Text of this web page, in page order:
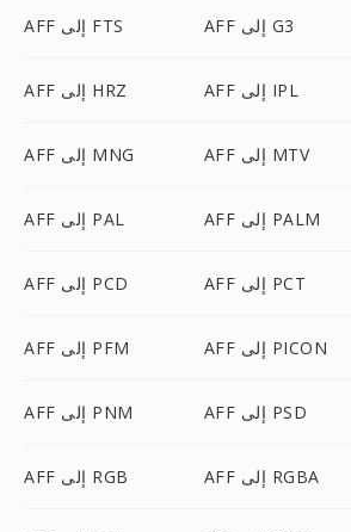
AFF إلى FTS AFF إلى G3
AFF إلى HRZ AFF إلى IPL
AFF إلى MNG AFF إلى MTV
AFF إلى PAL AFF إلى PALM
AFF إلى PCD AFF إلى PCT
AFF إلى PFM AFF إلى PICON
AFF إلى PNM AFF إلى PSD
AFF إلى RGB AFF إلى RGBA